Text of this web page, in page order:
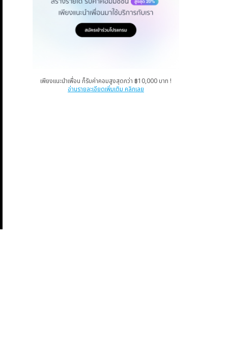
เพียงแนะนำเพื่อน ก็รับค่าคอมสูงสุดกว่า ฿10,000 บาท !
อ่านรายละเอียดเพิ่มเติม คลิกเลย